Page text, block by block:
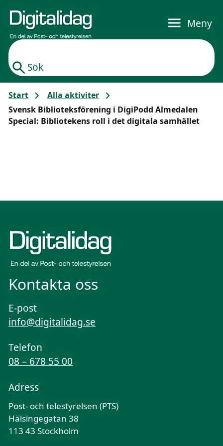
Sök
Meny
Start
Alla aktiviter
Svensk Biblioteksförening i DigiPodd Almedalen
Special: Bibliotekens roll i det digitala samhället
Kontakta oss
E-post
info@digitalidag.se
Telefon
08 – 678 55 00
Adress
Post- och telestyrelsen (PTS)
Hälsingegatan 38
113 43 Stockholm